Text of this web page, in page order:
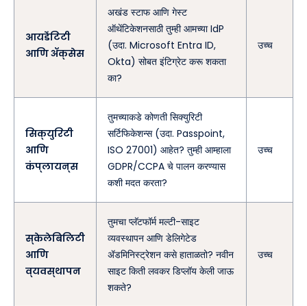
आयडेंटिटी
आणि ॲक्सेस
अखंड स्टाफ आणि गेस्ट
ऑथेंटिकेशनसाठी तुम्ही आमच्या IdP
(उदा. Microsoft Entra ID,
Okta) सोबत इंटिग्रेट करू शकता
का?
उच्च
सिक्युरिटी
आणि
कंप्लायन्स
तुमच्याकडे कोणती सिक्युरिटी
सर्टिफिकेशन्स (उदा. Passpoint,
ISO 27001) आहेत? तुम्ही आम्हाला
GDPR/CCPA चे पालन करण्यास
कशी मदत करता?
उच्च
स्केलेबिलिटी
आणि
व्यवस्थापन
तुमचा प्लॅटफॉर्म मल्टी-साइट
व्यवस्थापन आणि डेलिगेटेड
ॲडमिनिस्ट्रेशन कसे हाताळतो? नवीन
साइट किती लवकर डिप्लॉय केली जाऊ
शकते?
उच्च